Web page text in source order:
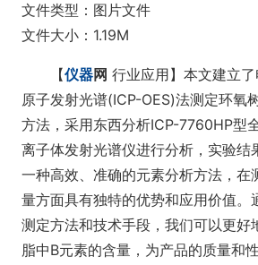
文件类型：图片文件
文件大小：1.19M
【仪器网 行业应用】本文建立
原子发射光谱(ICP-OES)法测定环氧
方法，采用东西分析ICP-7760HP型
离子体发射光谱仪进行分析，实验结
一种高效、准确的元素分析方法，在
量方面具有独特的优势和应用价值。
测定方法和技术手段，我们可以更好
脂中B元素的含量，为产品的质量和